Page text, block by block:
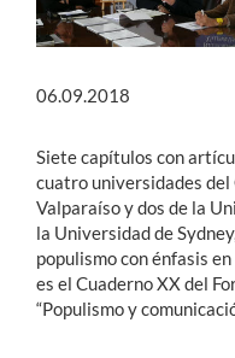
06.09.2018
Siete capítulos con
cuatro universidades del
Valparaíso y dos de la
la Universidad de
populismo con énfasis
es el Cuaderno XX del
“Populismo y